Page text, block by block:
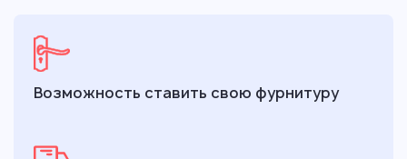
Возможность ставить свою фурнитуру